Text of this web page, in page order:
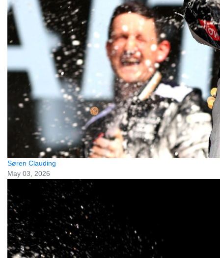
Søren Clauding
May 03, 2026